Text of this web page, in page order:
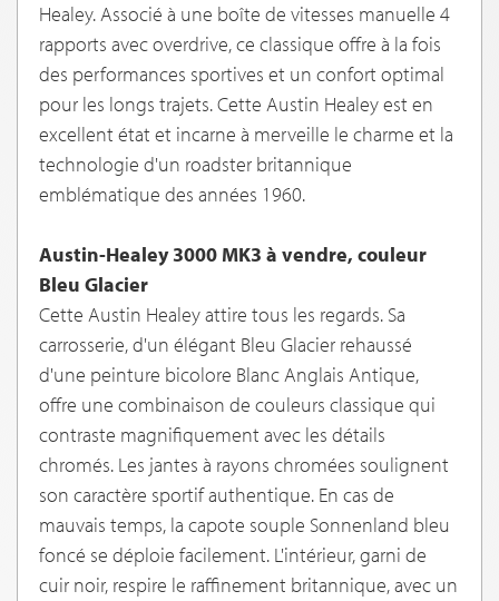
Healey. Associé à une boîte de vitesses manuelle 4
rapports avec overdrive, ce classique offre à la fois
des performances sportives et un confort optimal
pour les longs trajets. Cette Austin Healey est en
excellent état et incarne à merveille le charme et la
technologie d'un roadster britannique
emblématique des années 1960.
Austin-Healey 3000 MK3 à vendre, couleur
Bleu Glacier
Cette Austin Healey attire tous les regards. Sa
carrosserie, d'un élégant Bleu Glacier rehaussé
d'une peinture bicolore Blanc Anglais Antique,
offre une combinaison de couleurs classique qui
contraste magnifiquement avec les détails
chromés. Les jantes à rayons chromées soulignent
son caractère sportif authentique. En cas de
mauvais temps, la capote souple Sonnenland bleu
foncé se déploie facilement. L'intérieur, garni de
cuir noir, respire le raffinement britannique, avec un